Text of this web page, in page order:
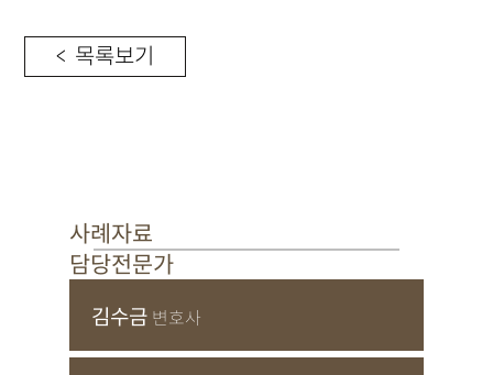
< 목록보기
사례자료
담당전문가
김수금 변호사